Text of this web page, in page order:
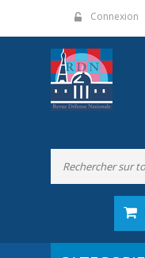
Connexion